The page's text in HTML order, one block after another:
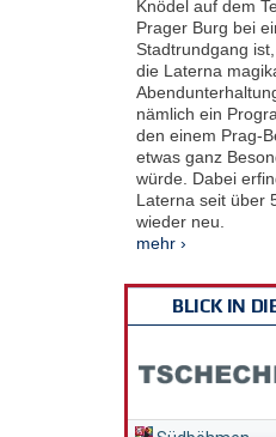
Knödel auf dem
Prager Burg bei
Stadtrundgang
die Laterna
nämlich ein
den einem Prag-
etwas ganz
würde. Dabei
Laterna seit über
wieder neu.
mehr ›
BLICK IN